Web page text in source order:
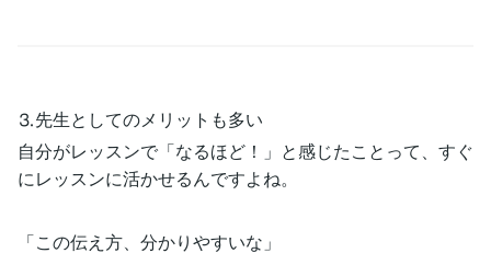
⒊先生としてのメリットも多い
自分がレッスンで「なるほど！」と感じたことって、すぐ
にレッスンに活かせるんですよね。
「この伝え方、分かりやすいな」